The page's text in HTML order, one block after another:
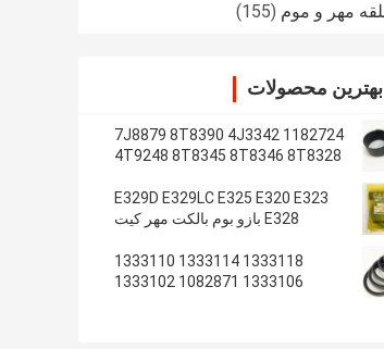
(155)
بهترین محصولات
1182724 7J8879 8T8390 4J3342
4T9248 8T8345 8T8346 8T8328
E329D E329LC E325 E320 E323
E328 بازو بوم بالکت مهر کیت
1333118 1333114 1333110
1333106 1082871 1333102